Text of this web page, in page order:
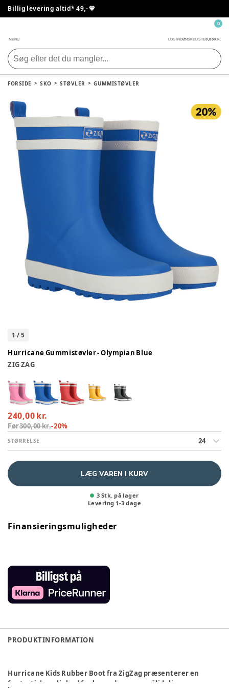
Billig levering altid* 49,- 💙
MENU LOG INDØNSKELISTE0,00 KR.
0
FORSIDE SKO STØVLER GUMMISTØVLER
1 /5
Hurricane Gummistøvler - Olympian Blue
ZIG ZAG
240,00 kr.
Før300,00 kr.-20%
STØRRELSE 24
LÆG VAREN I KURV
3 Stk. på lager
Levering 1-3 dage
Finansieringsmuligheder
PRODUKTINFORMATION
Hurricane Kids Rubber Boot fra ZigZag præsenterer en
fantastisk mulighed for børn, der søger pålidelige